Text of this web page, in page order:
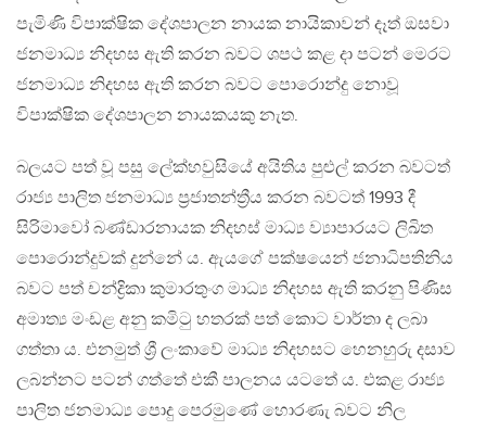
පැමිණි විපාක්ෂික දේශපාලන නායක නායිකාවන් දෑත් ඔසවා
ජනමාධ්‍ය නිදහස ඇති කරන බවට ශපථ කළ දා පටන් මෙරට
ජනමාධ්‍ය නිදහස ඇති කරන බවට පොරොන්දු නොවූ
විපාක්ෂික දේශපාලන නායකයකු නැත.
බලයට පත් වූ පසු ලේක්හවුසියේ අයිතිය පුළුල් කරන බවටත්
රාජ්‍ය පාලිත ජනමාධ්‍ය ප්‍රජාතන්ත්‍රීය කරන බවටත් 1993 දී
සිරිමාවෝ බණ්ඩාරනායක නිදහස් මාධ්‍ය ව්‍යාපාරයට ලිඛිත
පොරොන්දුවක් දුන්නේ ය. ඇයගේ පක්ෂයෙන් ජනාධිපතිනිය
බවට පත් චන්ද්‍රිකා කුමාරතුංග මාධ්‍ය නිදහස ඇති කරනු පිණිස
අමාත්‍ය මංඩළ අනු කමිටු හතරක් පත් කොට වාර්තා ද ලබා
ගත්තා ය. එනමුත් ශ්‍රී ලංකාවේ මාධ්‍ය නිදහසට හෙනහුරු දසාව
ලබන්නට පටන් ගත්තේ එකී පාලනය යටතේ ය. එකළ රාජ්‍ය
පාලිත ජනමාධ්‍ය පොදු පෙරමුණේ හොරණැ බවට නිල